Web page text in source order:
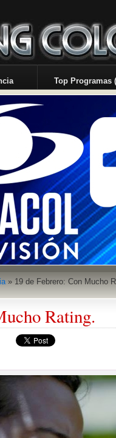
Top Programas
» 19 de Febrero: Con Mucho
Rating.